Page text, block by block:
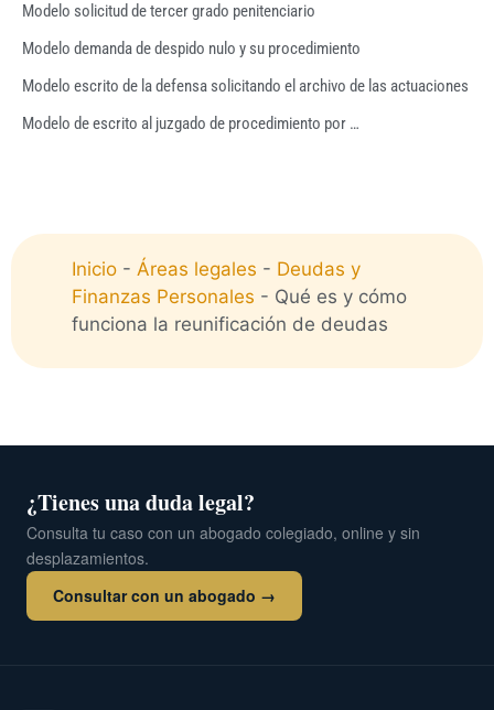
Modelo solicitud de tercer grado penitenciario
Modelo demanda de despido nulo y su procedimiento
Modelo escrito de la defensa solicitando el archivo de las actuaciones
Modelo de escrito al juzgado de procedimiento por …
Inicio - Áreas legales - Deudas y
Finanzas Personales - Qué es y cómo
funciona la reunificación de deudas
¿Tienes una duda legal?
Consulta tu caso con un abogado colegiado, online y sin
desplazamientos.
Consultar con un abogado →